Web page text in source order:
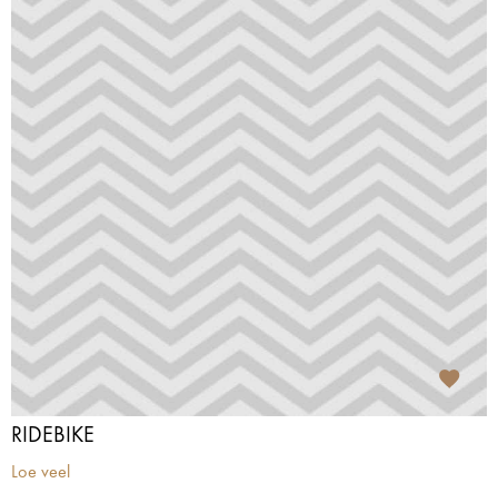
RIDEBIKE
Loe veel